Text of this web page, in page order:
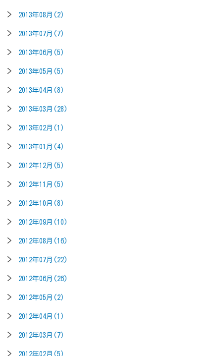
2013年08月(2)
2013年07月(7)
2013年06月(5)
2013年05月(5)
2013年04月(8)
2013年03月(28)
2013年02月(1)
2013年01月(4)
2012年12月(5)
2012年11月(5)
2012年10月(8)
2012年09月(10)
2012年08月(16)
2012年07月(22)
2012年06月(26)
2012年05月(2)
2012年04月(1)
2012年03月(7)
2012年02月(5)